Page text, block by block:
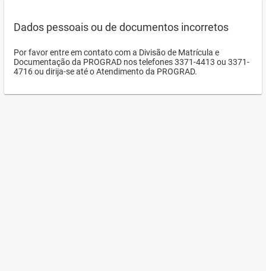
Dados pessoais ou de documentos incorretos
Por favor entre em contato com a Divisão de Matrícula e
Documentação da PROGRAD nos telefones 3371-4413 ou 3371-
4716 ou dirija-se até o Atendimento da PROGRAD.